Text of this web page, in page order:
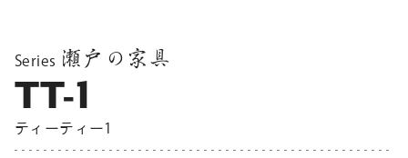
Series 瀬戸の家具
TT-1
ティーティー1